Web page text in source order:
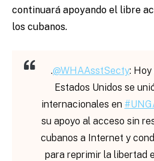
continuará apoyando el libre
los cubanos.
.@WHAAsstSecty: Hoy
Estados Unidos se
internacionales en
su apoyo al acceso sin
cubanos a Internet y
para reprimir la libertad